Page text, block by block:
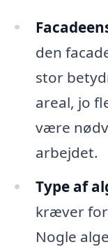
den
stor
areal, jo
være
arbejdet.
Type af
kræver
Nogle